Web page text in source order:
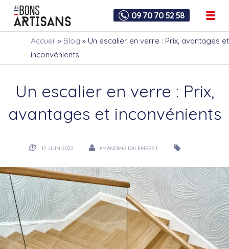
09 70 70 52 58
Accueil » Blog » Un escalier en verre : Prix, avantages et
inconvénients
Un escalier en verre : Prix,
avantages et inconvénients
17 JUIN 2022 AMANDINE DALEMBERT